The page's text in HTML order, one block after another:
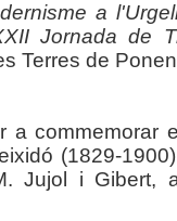
a
Jornada de
Terres de
a commemorar
(1829-
Jujol i Gibert,